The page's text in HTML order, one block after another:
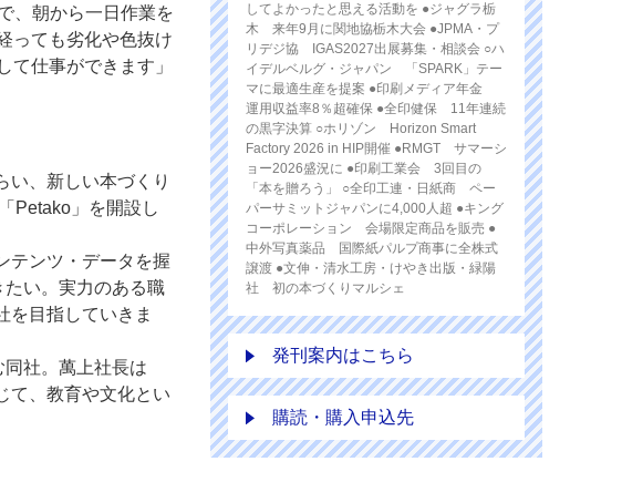
、朝から一日作業を
っても劣化や色抜け
て仕事ができます」
、新しい本づくり
Petako」を開設し
テンツ・データを握
い。実力のある職
を目指していきま
社。萬上社長は
て、教育や文化とい
してよかったと思える活動を ●ジャグラ栃
木 来年9月に関地協栃木大会 ●JPMA・プ
リデジ協 IGAS2027出展募集・相談会 ○ハ
イデルベルグ・ジャパン 「SPARK」テー
マに最適生産を提案 ●印刷メディア年金
運用収益率8％超確保 ●全印健保 11年連続
の黒字決算 ○ホリゾン Horizon Smart
Factory 2026 in HIP開催 ●RMGT サマーシ
ョー2026盛況に ●印刷工業会 3回目の
「本を贈ろう」 ○全印工連・日紙商 ペー
パーサミットジャパンに4,000人超 ●キング
コーポレーション 会場限定商品を販売 ●
中外写真薬品 国際紙パルプ商事に全株式
譲渡 ●文伸・清水工房・けやき出版・緑陽
社 初の本づくりマルシェ
発刊案内はこちら
購読・購入申込先